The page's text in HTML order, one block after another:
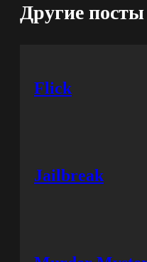
Другие посты
Flick
Jailbreak